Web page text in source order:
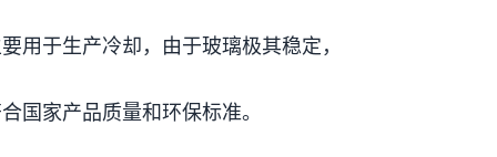
用于生产冷却，由于玻璃极其稳定，
国家产品质量和环保标准。